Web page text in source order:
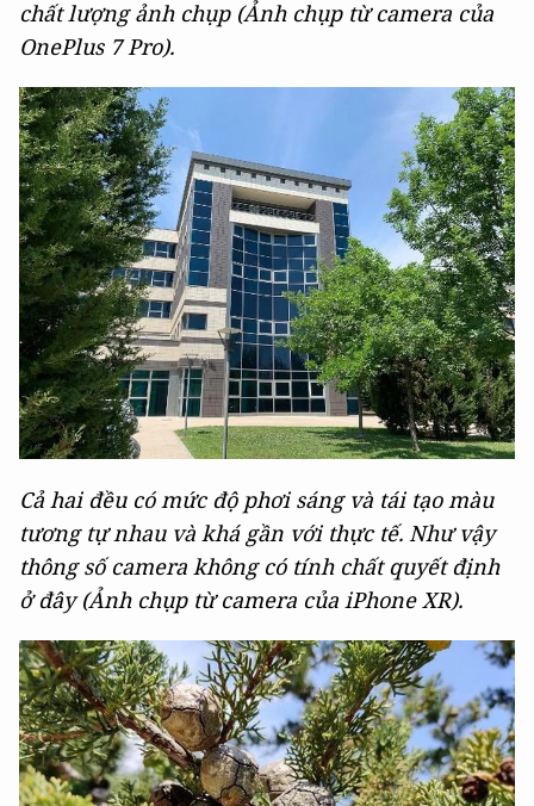
chất lượng ảnh chụp (Ảnh chụp từ camera của
OnePlus 7 Pro).
Cả hai đều có mức độ phơi sáng và tái tạo màu
tương tự nhau và khá gần với thực tế. Như vậy
thông số camera không có tính chất quyết định
ở đây (Ảnh chụp từ camera của iPhone XR).